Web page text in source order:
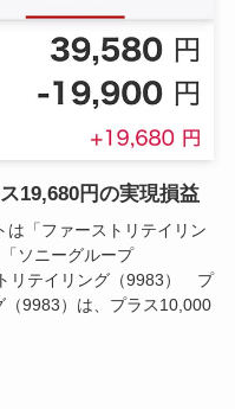
19,680円の実現損益
「ファーストリテイリン
ソニーグループ
リテイリング（9983） プ
9983）は、プラス10,000